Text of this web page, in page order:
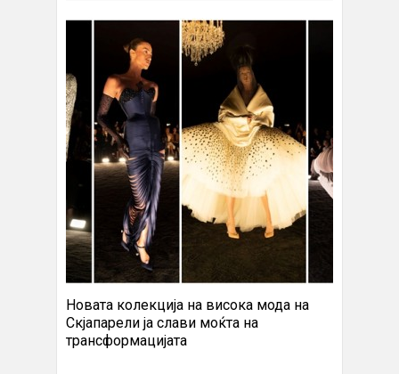
Новата колекција на висока мода на
Скјапарели ја слави моќта на
трансформацијата